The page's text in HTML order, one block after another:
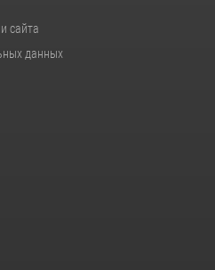
сайта
данных